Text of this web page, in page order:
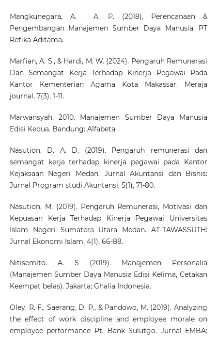
Mangkunegara, A. . A. P. (2018). Perencanaan &
Pengembangan Manajemen Sumber Daya Manusia. PT
Refika Aditama.
Marfian, A. S., & Hardi, M. W. (2024). Pengaruh Remunerasi
Dan Semangat Kerja Terhadap Kinerja Pegawai Pada
Kantor Kementerian Agama Kota Makassar. Meraja
journal, 7(3), 1-11.
Marwansyah. 2010. Manajemen Sumber Daya Manusia
Edisi Kedua. Bandung: Alfabeta
Nasution, D. A. D. (2019). Pengaruh remunerasi dan
semangat kerja terhadap kinerja pegawai pada Kantor
Kejaksaan Negeri Medan. Jurnal Akuntansi dan Bisnis:
Jurnal Program studi Akuntansi, 5(1), 71-80.
Nasution, M. (2019). Pengaruh Remunerasi, Motivasi dan
Kepuasan Kerja Terhadap Kinerja Pegawai Universitas
Islam Negeri Sumatera Utara Medan. AT-TAWASSUTH:
Jurnal Ekonomi Islam, 4(1), 66-88.
Nitisemito. A. S (2019). Manajemen Personalia
(Manajemen Sumber Daya Manusia Edisi Kelima, Cetakan
Keempat belas). Jakarta; Ghalia Indonesia.
Oley, R. F., Saerang, D. P., & Pandowo, M. (2019). Analyzing
the effect of work discipline and employee morale on
employee performance Pt. Bank Sulutgo. Jurnal EMBA: